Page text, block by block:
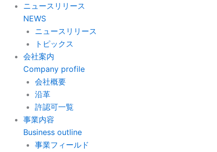
ニュースリリース
NEWS
ニュースリリース
トピックス
会社案内
Company profile
会社概要
沿革
許認可一覧
事業内容
Business outline
事業フィールド